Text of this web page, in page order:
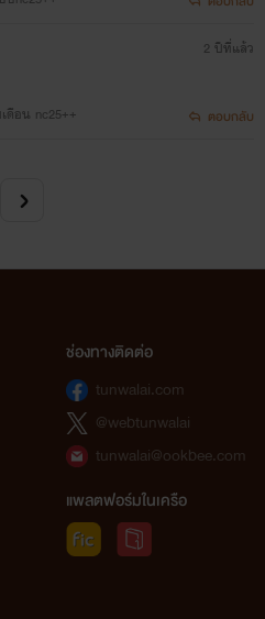
ดือน nc25++
2 ปีที่แล้ว
ตอบกลับ
ช่องทางติดต่อ
tunwalai.com
@webtunwalai
tunwalai@ookbee.com
แพลตฟอร์มในเครือ